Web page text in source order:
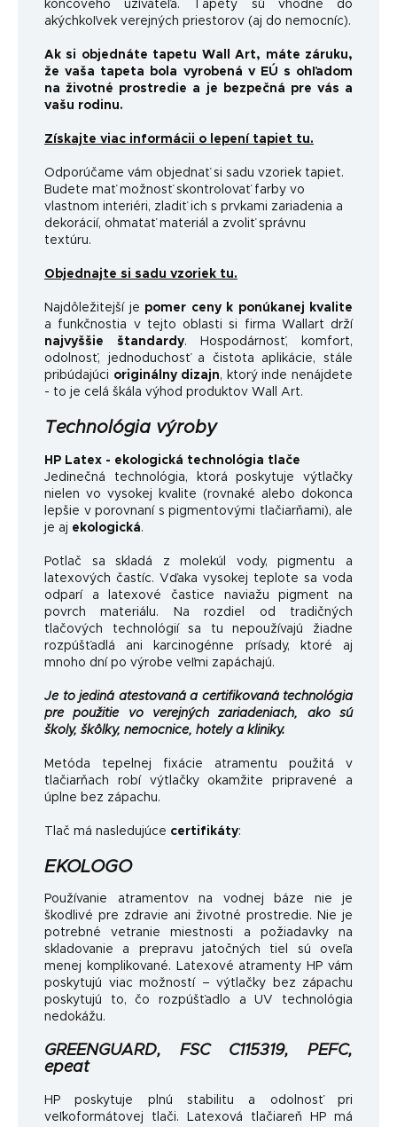
koncového užívateľa. Tapety sú vhodné do
akýchkoľvek verejných priestorov (aj do nemocníc).
Ak si objednáte tapetu Wall Art, máte záruku,
že vaša tapeta bola vyrobená v EÚ s ohľadom
na životné prostredie a je bezpečná pre vás a
vašu rodinu.
Získajte viac informácii o lepení tapiet tu.
Odporúčame vám objednať si sadu vzoriek tapiet.
Budete mať možnosť skontrolovať farby vo
vlastnom interiéri, zladiť ich s prvkami zariadenia a
dekorácií, ohmatať materiál a zvoliť správnu
textúru.
Objednajte si sadu vzoriek tu.
Najdôležitejší je pomer ceny k ponúkanej kvalite
a funkčnostia v tejto oblasti si firma Wallart drží
najvyššie štandardy. Hospodárnosť, komfort,
odolnosť, jednoduchosť a čistota aplikácie, stále
pribúdajúci originálny dizajn, ktorý inde nenájdete
- to je celá škála výhod produktov Wall Art.
Technológia výroby
HP Latex - ekologická technológia tlače
Jedinečná technológia, ktorá poskytuje výtlačky
nielen vo vysokej kvalite (rovnaké alebo dokonca
lepšie v porovnaní s pigmentovými tlačiarňami), ale
je aj ekologická.
Potlač sa skladá z molekúl vody, pigmentu a
latexových častíc. Vďaka vysokej teplote sa voda
odparí a latexové častice naviažu pigment na
povrch materiálu. Na rozdiel od tradičných
tlačových technológií sa tu nepoužívajú žiadne
rozpúšťadlá ani karcinogénne prísady, ktoré aj
mnoho dní po výrobe veľmi zapáchajú.
Je to jediná atestovaná a certifikovaná technológia
pre použitie vo verejných zariadeniach, ako sú
školy, škôlky, nemocnice, hotely a kliniky.
Metóda tepelnej fixácie atramentu použitá v
tlačiarňach robí výtlačky okamžite pripravené a
úplne bez zápachu.
Tlač má nasledujúce certifikáty:
EKOLOGO
Používanie atramentov na vodnej báze nie je
škodlivé pre zdravie ani životné prostredie. Nie je
potrebné vetranie miestnosti a požiadavky na
skladovanie a prepravu jatočných tiel sú oveľa
menej komplikované. Latexové atramenty HP vám
poskytujú viac možností – výtlačky bez zápachu
poskytujú to, čo rozpúšťadlo a UV technológia
nedokážu.
GREENGUARD, FSC C115319, PEFC,
epeat
HP poskytuje plnú stabilitu a odolnosť pri
veľkoformátovej tlači. Latexová tlačiareň HP má